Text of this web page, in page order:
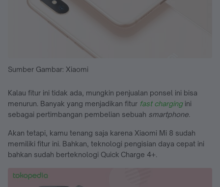
Sumber Gambar: Xiaomi
Kalau fitur ini tidak ada, mungkin penjualan ponsel ini bisa
menurun. Banyak yang menjadikan fitur fast chargingini
sebagai pertimbangan pembelian sebuah smartphone.
Akan tetapi, kamu tenang saja karena Xiaomi Mi 8 sudah
memiliki fitur ini. Bahkan, teknologi pengisian daya cepat ini
bahkan sudah berteknologi Quick Charge 4+.